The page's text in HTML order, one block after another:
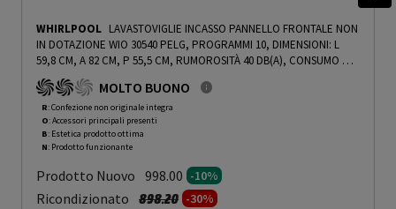
WHIRLPOOL LAVASTOVIGLIE INCASSO PANNELLO FRONTALE NON
IN DOTAZIONE WIO 30540 PELG, PROGRAMMI 10, DIMENSIONI: L
59,8 CM, A 82 CM, P 55,5 CM, RUMOROSITÀ 40 DB(A), CONSUMO DI
ACQUA 9,5 L, BIANCO, CLASSE B - PRMG GRADING ROBN - 10%
PRMG GRADING ROBN - 10%
MOLTO BUONO
R: Confezione non originale integra
O: Accessori principali presenti
B: Estetica prodotto ottima
N: Prodotto funzionante
Prodotto Nuovo 998.00 -10%
Ricondizionato Prezzo ridotto da
898.20a-30%